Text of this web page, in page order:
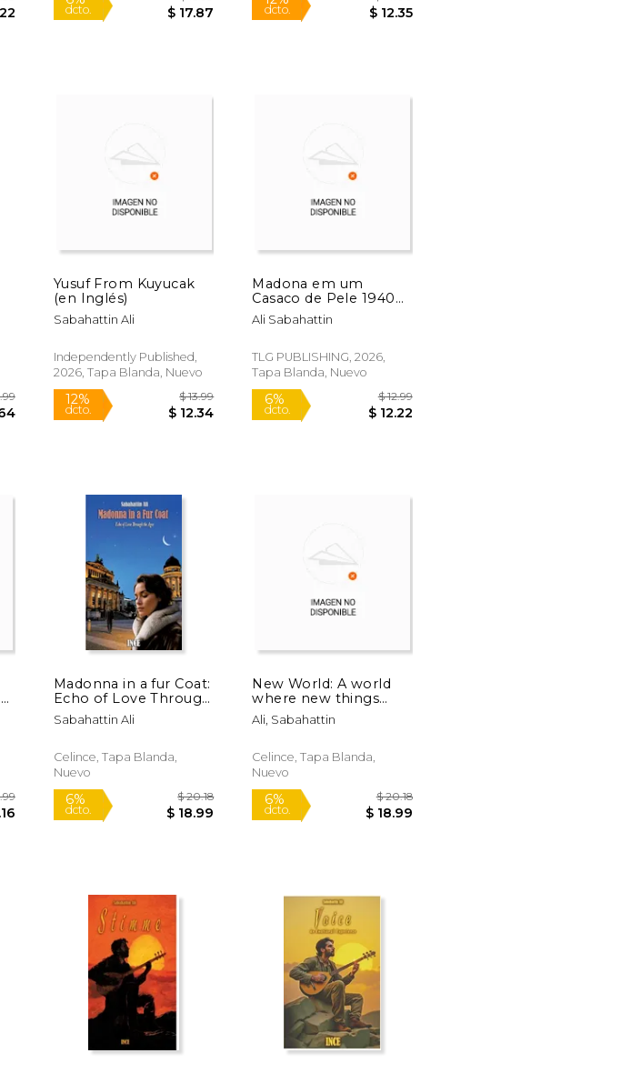
Yusuf From Kuyucak
(en Inglés)
Sabahattin Ali
Independently Published,
2026, Tapa Blanda, Nuevo
12%
dcto.
Madona em um
Casaco de Pele 1940
(en Portugués)
Ali Sabahattin
TLG PUBLISHING, 2026,
Tapa Blanda, Nuevo
Madonna in a fur Coat:
Echo of Love Through
the Ages (en Inglés)
Sabahattin Ali
Celince, Tapa Blanda,
Nuevo
6% $ 20.18
$ 18.99
New World: A world
where new things
grow quietly (en
Inglés)
Ali, Sabahattin
Celince, Tapa Blanda,
Nuevo
6%
dcto.